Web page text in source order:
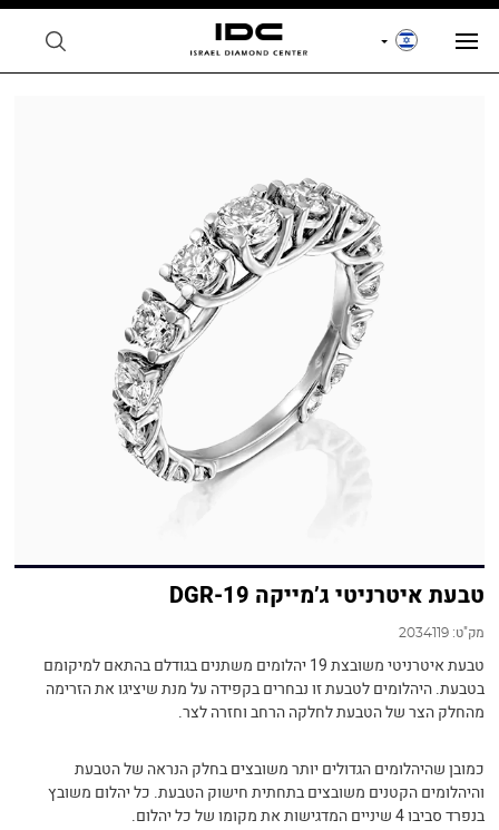
טבעת איטרניטי ג’מייקה 19-DGR
מק"ט:2034119
טבעת איטרניטי משובצת 19 יהלומים משתנים בגודלם בהתאם למיקומם
בטבעת. היהלומים לטבעת זו נבחרים בקפידה על מנת שיציגו את הזרימה
מהחלק הצר של הטבעת לחלקה הרחב וחזרה לצר.
כמובן שהיהלומים הגדולים יותר משובצים בחלק הנראה של הטבעת
והיהלומים הקטנים משובצים בתחתית חישוק הטבעת. כל יהלום משובץ
בנפרד סביבו 4 שיניים המדגישות את מקומו של כל יהלום.